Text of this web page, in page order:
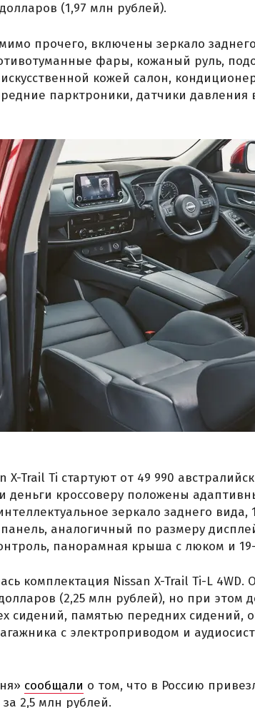
(1,97 млн рублей).
прочего, включены зеркало
фары, кожаный руль,
кожей салон,
парктроники, датчики давления
Trail Ti стартуют от 49 990
деньги кроссоверу положены
зеркало заднего вида,
аналогичный по размеру
панорамная крыша с люком и
комплектация Nissan X-Trail Ti-L 4WD.
(2,25 млн рублей), но при этом
сидений, памятью передних сидений,
с электроприводом и
сообщали о том, что в Россию
2,5 млн рублей.